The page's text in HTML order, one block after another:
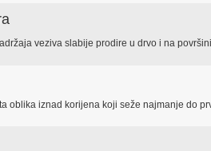
veziva slabije prodire u drvo i na
oblika iznad korijena koji seže najmanje do